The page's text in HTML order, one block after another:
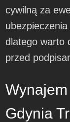
cywilną za
dlatego warto
przed
Gdynia